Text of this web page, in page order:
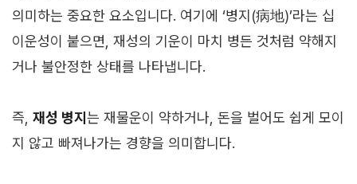
의미하는 중요한 요소입니다. 여기에 ‘병지(病地)’라는 십
이운성이 붙으면, 재성의 기운이 마치 병든 것처럼 약해지
거나 불안정한 상태를 나타냅니다.
즉, 재성 병지는 재물운이 약하거나, 돈을 벌어도 쉽게 모이
지 않고 빠져나가는 경향을 의미합니다.